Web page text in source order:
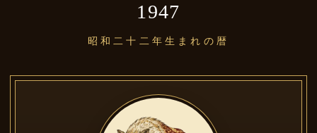
1947
昭和二十二年生まれの暦